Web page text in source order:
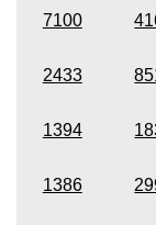
7100
2433
1394
1386